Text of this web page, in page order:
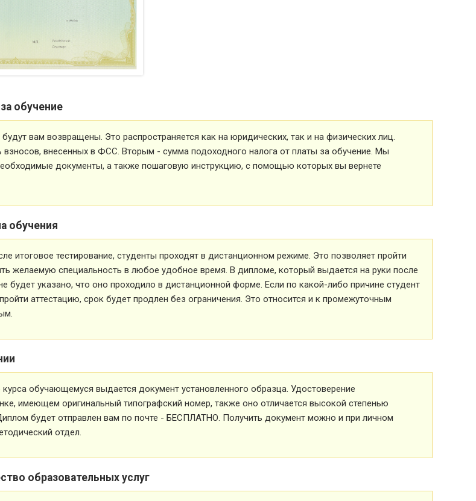
обучение
вам возвращены. Это распространяется как на юридических, так и на физических лиц.
взносов, внесенных в ФСС. Вторым - сумма подоходного налога от платы за обучение. Мы
документы, а также пошаговую инструкцию, с помощью которых вы вернете
обучения
итоговое тестирование, студенты проходят в дистанционном режиме. Это позволяет пройти
желаемую специальность в любое удобное время. В дипломе, который выдается на руки после
будет указано, что оно проходило в дистанционной форме. Если по какой-либо причине студент
аттестацию, срок будет продлен без ограничения. Это относится и к промежуточным
обучающемуся выдается документ установленного образца. Удостоверение
имеющем оригинальный типографский номер, также оно отличается высокой степенью
будет отправлен вам по почте - БЕСПЛАТНО. Получить документ можно и при личном
отдел.
образовательных услуг